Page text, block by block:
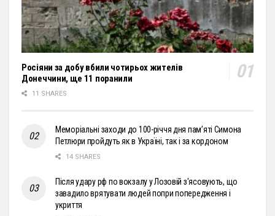
Росіяни за добу вбили чотирьох жителів
Донеччини, ще 11 поранили
11 SHARES
Меморіальні заходи до 100-річчя дня пам’яті Симона
Петлюри пройдуть як в Україні, так і за кордоном
14 SHARES
Після удару рф по вокзалу у Лозовій з'ясовують, що
завадило врятувати людей попри попередження і
укриття